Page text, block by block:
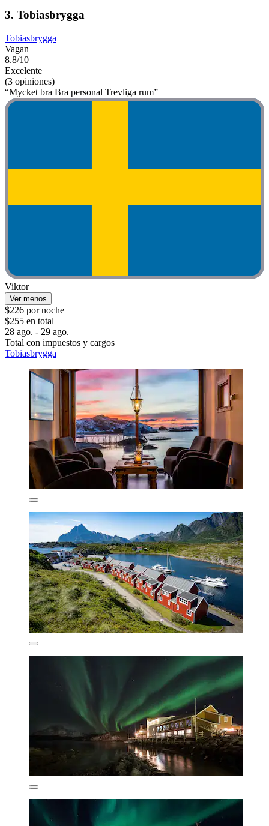
3. Tobiasbrygga
Tobiasbrygga
Vagan
8.8/10
Excelente
(3 opiniones)
“Mycket bra Bra personal Trevliga rum”
Viktor
Ver menos
$226 por noche
$255 en total
28 ago. - 29 ago.
Total con impuestos y cargos
Tobiasbrygga